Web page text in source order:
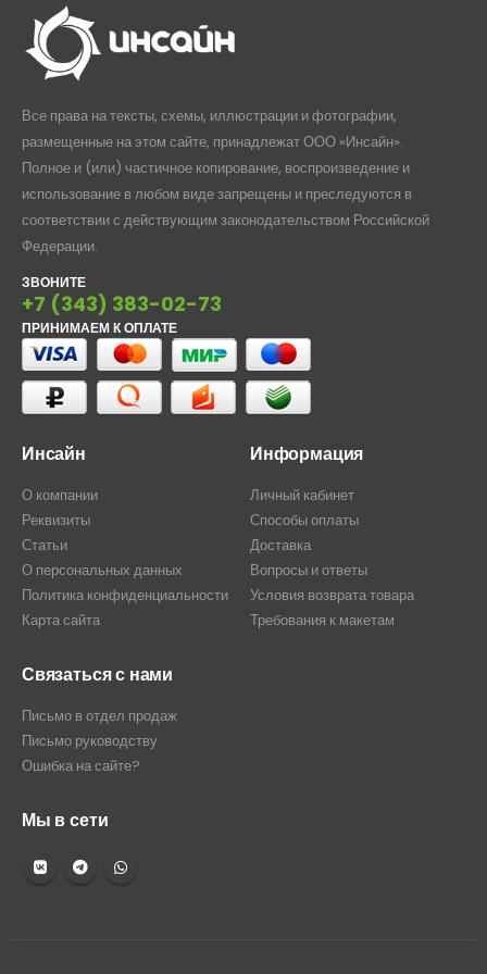
Все права на тексты, схемы, иллюстрации и фотографии,
размещенные на этом сайте, принадлежат ООО «Инсайн».
Полное и (или) частичное копирование, воспроизведение и
использование в любом виде запрещены и преследуются в
соответствии с действующим законодательством Российской
Федерации.
ЗВОНИТЕ
+7 (343) 383-02-73
ПРИНИМАЕМ К ОПЛАТЕ
Инсайн
О компании
Реквизиты
Статьи
О персональных данных
Политика конфиденциальности
Карта сайта
Информация
Личный кабинет
Способы оплаты
Доставка
Вопросы и ответы
Условия возврата товара
Требования к макетам
Связаться с нами
Письмо в отдел продаж
Письмо руководству
Ошибка на сайте?
Мы в сети